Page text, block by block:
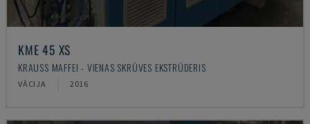
KME 45 XS
KRAUSS MAFFEI - VIENAS SKRŪVES EKSTRŪDERIS
VĀCIJA 2016